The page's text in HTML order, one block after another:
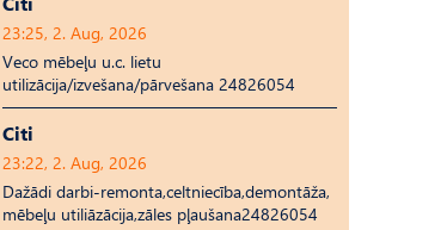
23:25, 2. Aug, 2026
Veco mēbeļu u.c. lietu
utilizācija/izvešana/pārvešana 24826054
Citi
23:22, 2. Aug, 2026
Dažādi darbi-remonta,celtniecība,demontāža,
mēbeļu utiliāzācija,zāles pļaušana24826054